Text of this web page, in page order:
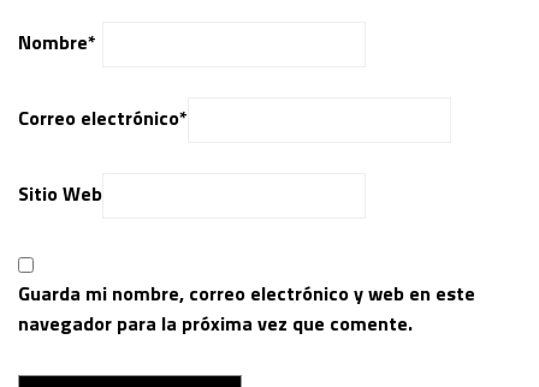
Nombre*
Correo electrónico*
Sitio Web
Guarda mi nombre, correo electrónico y web en este
navegador para la próxima vez que comente.